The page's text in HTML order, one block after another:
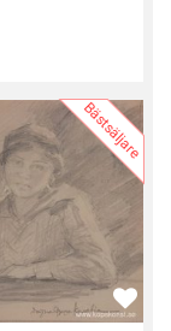
Bästsäljare